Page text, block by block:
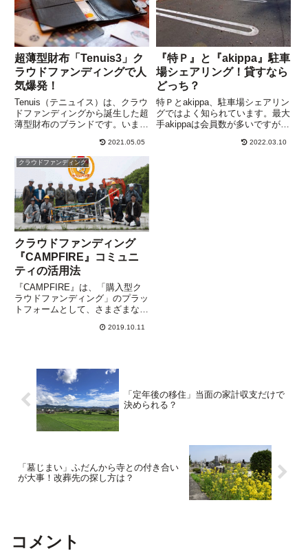
超薄型財布「Tenuis3」ク
ラウドファンディングで人
気爆発！
Tenuis（テニュイス）は、クラウ
ドファンディングから誕生した超
薄型財布のブランドです。いま、
のプロジェクトが、購入型クラウ
ドファンディング
「CAMPFIRE（キャンプファイ
ア）」で募集中！ ※現...
2021.05.05
『特Ｐ』と『akippa』駐車
場シェアリング！貸すなら
どっち？
特Ｐとakippa、駐車場シェアリン
グではよく知られています。最大
手akippaは会員数が多いですが、
関しては特Ｐが優れ、後発ながら
2022.03.10
クラウドファンディング
クラウドファンディング
『CAMPFIRE』コミュニ
ティの活用法
『CAMPFIRE』は、「購入型ク
ラウドファンディング」のプラッ
トフォームとして、さまざまなプ
っています。”クラウドファンデ
2019.10.11
「定年後の移住」当面の家計収支だけで
決められる？
「墓じまい」ふだんから寺との付き合い
が大事！改葬先の探し方は？
コメント